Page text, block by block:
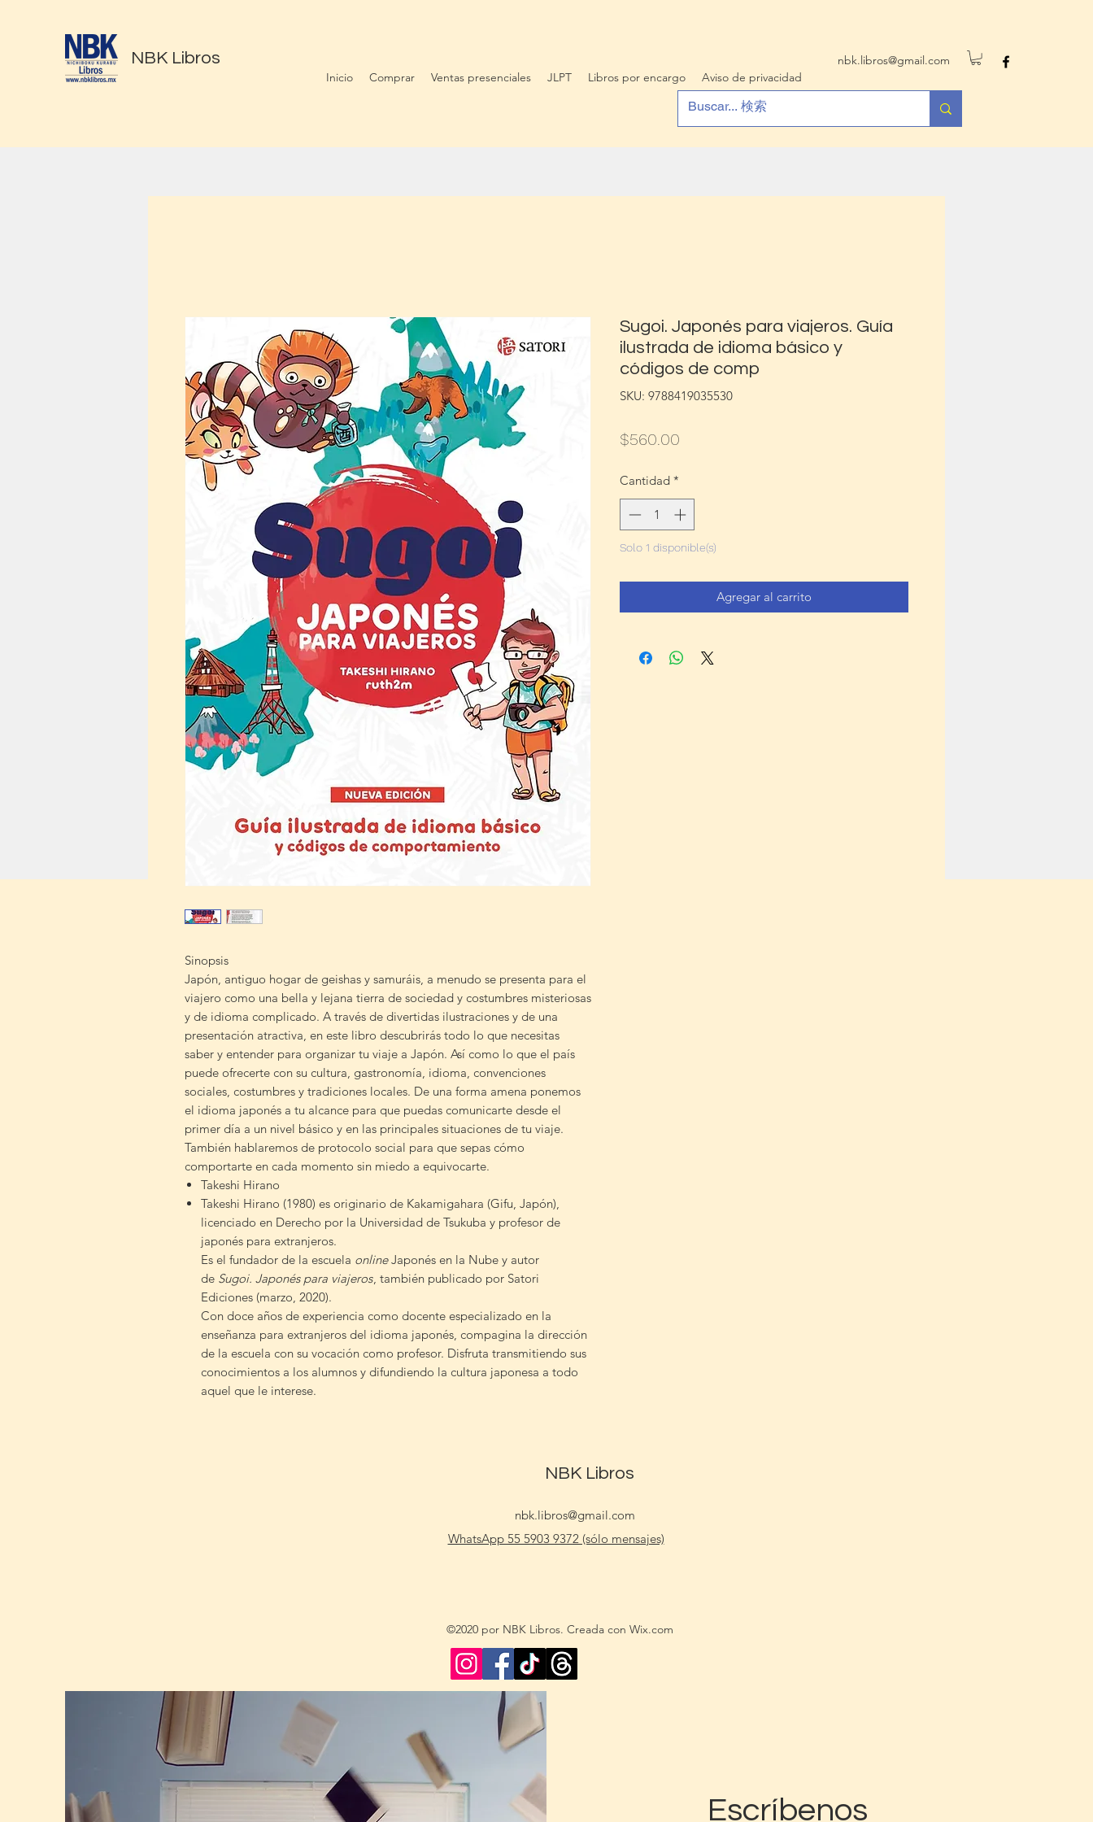
NBK Libros
Inicio Comprar Ventas presenciales JLPT Libros por encargo Aviso de privacidad
nbk.libros@gmail.com
Sinopsis
Japón, antiguo hogar de geishas y samuráis, a menudo se presenta para el
viajero como una bella y lejana tierra de sociedad y costumbres misteriosas
y de idioma complicado. A través de divertidas ilustraciones y de una
presentación atractiva, en este libro descubrirás todo lo que necesitas
saber y entender para organizar tu viaje a Japón. Así como lo que el país
puede ofrecerte con su cultura, gastronomía, idioma, convenciones
sociales, costumbres y tradiciones locales. De una forma amena ponemos
el idioma japonés a tu alcance para que puedas comunicarte desde el
primer día a un nivel básico y en las principales situaciones de tu viaje.
También hablaremos de protocolo social para que sepas cómo
comportarte en cada momento sin miedo a equivocarte.
Takeshi Hirano
Takeshi Hirano (1980) es originario de Kakamigahara (Gifu, Japón),
licenciado en Derecho por la Universidad de Tsukuba y profesor de
japonés para extranjeros.
Es el fundador de la escuela onlineJaponés en la Nube y autor
de Sugoi. Japonés para viajeros, también publicado por Satori
Ediciones (marzo, 2020).
Con doce años de experiencia como docente especializado en la
enseñanza para extranjeros del idioma japonés, compagina la dirección
de la escuela con su vocación como profesor. Disfruta transmitiendo sus
conocimientos a los alumnos y difundiendo la cultura japonesa a todo
aquel que le interese.
Sugoi. Japonés para viajeros. Guía
ilustrada de idioma básico y
códigos de comp
SKU: 9788419035530
$560.00
Cantidad *
Solo 1 disponible(s)
Agregar al carrito
NBK Libros
nbk.libros@gmail.com
WhatsApp 55 5903 9372 (sólo mensajes)
©2020 por NBK Libros. Creada con Wix.com
Escríbenos